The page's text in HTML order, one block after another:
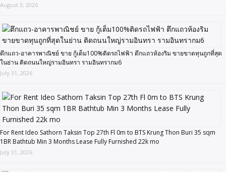
August 3, 2026
ตึกแถว-อาคารพาณิชย์ ขาย กู้เต็ม100%ติดรถไฟฟ้า ตึกแถวห้องริม ขายขาดทุนถูกที่สุด
ในย่าน ติดถนนใหญ่รามอินทรา รามอินทรากม6
July 31, 2026
For Rent Ideo Sathorn Taksin Top 27th Fl 0m to BTS Krung Thon Buri 35 sqm
1BR Bathtub Min 3 Months Lease Fully Furnished 22k mo
July 31, 2026